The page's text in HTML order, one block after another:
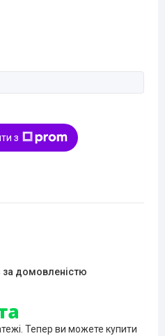
з
за домовленістю
Тепер ви можете купити